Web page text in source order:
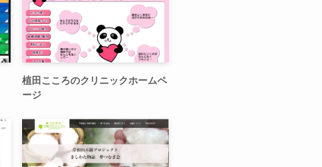
植田こころのクリニックホームペ
ージ